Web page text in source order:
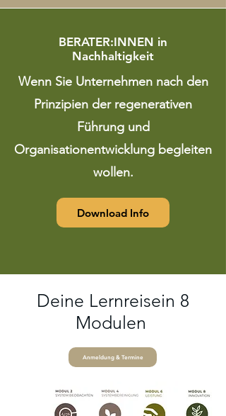
BERATER:INNEN in
Nachhaltigkeit
Wenn Sie Unternehmen nach den
Prinzipien der regenerativen
Führung und
Organisationentwicklung begleiten
wollen.
Download Info
Deine Lernreisein 8
Modulen
Anmeldung & Termine